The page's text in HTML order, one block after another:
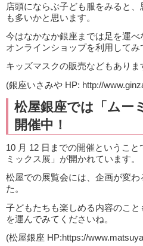
店頭にならぶ子ども服をみると
も多いかと思います。
今はなかなか銀座までは足を運
オンラインショップを利用してみ
キッズマスクの販売などもありま
(銀座いさみや HP: http://
松屋銀座では「ムー
開催中！
10 月 12 日までの開催というこ
ミックス展」が開かれています。
松屋での展覧会には、企画が変
た。
子どもたちも楽しめる内容のこ
を運んでみてくださいね。
(松屋銀座 HP:https://